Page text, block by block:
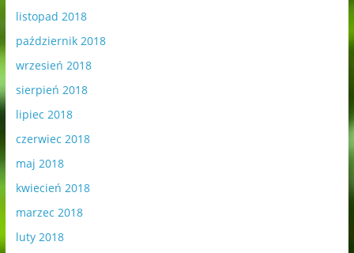
listopad 2018
październik 2018
wrzesień 2018
sierpień 2018
lipiec 2018
czerwiec 2018
maj 2018
kwiecień 2018
marzec 2018
luty 2018